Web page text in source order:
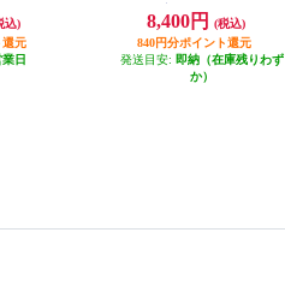
込)
還元
日
8,400円
(税込)
840円分ポイント還元
発送目安: 即納（在庫残りわず
か）